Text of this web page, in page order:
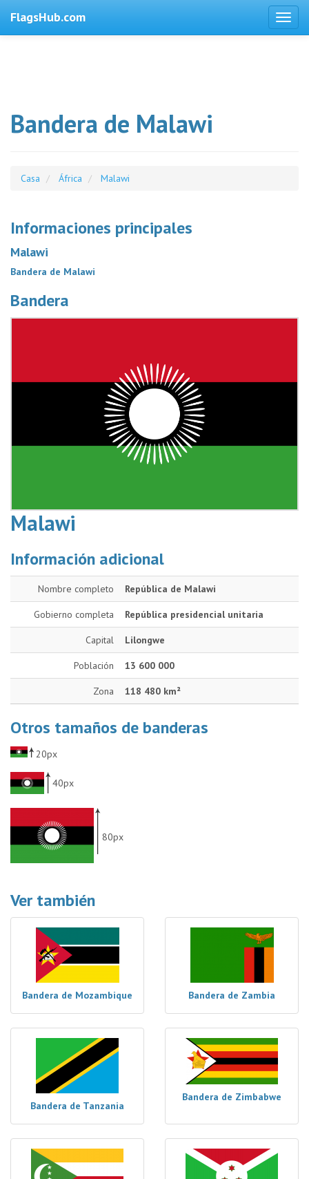
FlagsHub.com
Bandera de Malawi
Casa África Malawi
Informaciones principales
Malawi
Bandera de Malawi
Bandera
Malawi
Información adicional
Nombre completo República de Malawi
Gobierno completa República presidencial unitaria
Capital Lilongwe
Población 13 600 000
Zona 118 480 km²
Otros tamaños de banderas
20px
40px
80px
Ver también
Bandera de Mozambique Bandera de Zambia
Bandera de Tanzania
Bandera de Zimbabwe